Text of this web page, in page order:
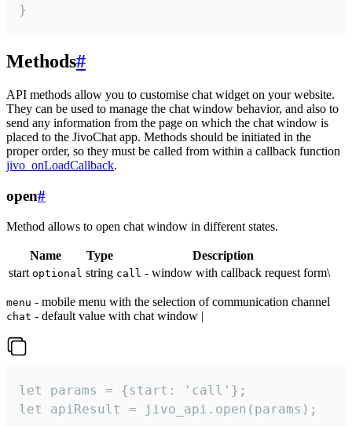
}
Methods#
API methods allow you to customise chat widget on your website.
They can be used to manage the chat window behavior, and also to
send any information from the page on which the chat window is
placed to the JivoChat app. Methods should be initiated in the
proper order, so they must be called from within a callback function
jivo_onLoadCallback.
open#
Method allows to open chat window in different states.
Name Type
Description
start optional string call - window with callback request form\
menu - mobile menu with the selection of communication channel
chat - default value with chat window |
let params = {start: 'call'};
let apiResult = jivo_api.open(params);